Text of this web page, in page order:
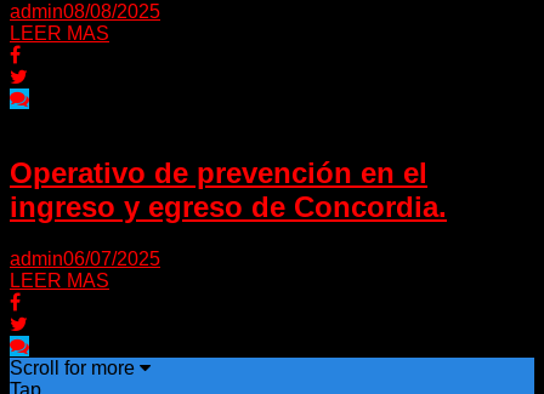
admin08/08/2025
LEER MAS
Operativo de prevención en el
ingreso y egreso de Concordia.
admin06/07/2025
LEER MAS
Scroll for more